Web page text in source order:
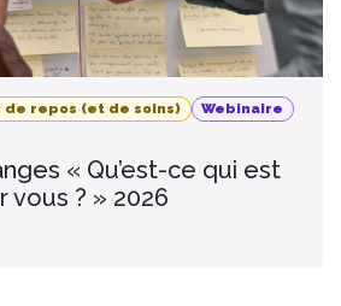
de repos (et de soins)
Webinaire
« Qu’est-ce qui est
vous ? » 2026